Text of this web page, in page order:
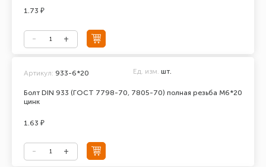
1.73 ₽
Болт DIN 933 (ГОСТ 7798-70, 7805-70) полная резьба М6*20
цинк
Артикул: 933-6*20 Ед. изм. шт.
1.63 ₽